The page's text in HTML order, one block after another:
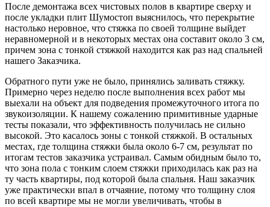
После демонтажа всех чистовых полов в квартире сверху и
после укладки плит Шумостоп выяснилось, что перекрытие
настолько неровное, что стяжка по своей толщине выйдет
неравномерной и в некоторых местах она составит около 3 см,
причем зона с тонкой стяжкой находится как раз над спальней
нашего Заказчика.
Обратного пути уже не было, принялись заливать стяжку.
Примерно через неделю после выполнения всех работ мы
выехали на объект для подведения промежуточного итога по
звукоизоляции. К нашему сожалению примитивные ударные
тесты показали, что эффективность получилась не сильно
высокой. Это касалось зоны с тонкой стяжкой. В остальных
местах, где толщина стяжки была около 6-7 см, результат по
итогам тестов заказчика устраивал. Самым обидным было то,
что зона пола с тонким слоем стяжки приходилась как раз на
ту часть квартиры, под которой была спальня. Наш заказчик
уже практически впал в отчаяние, потому что толщину слоя
по всей квартире мы не могли увеличивать, чтобы в